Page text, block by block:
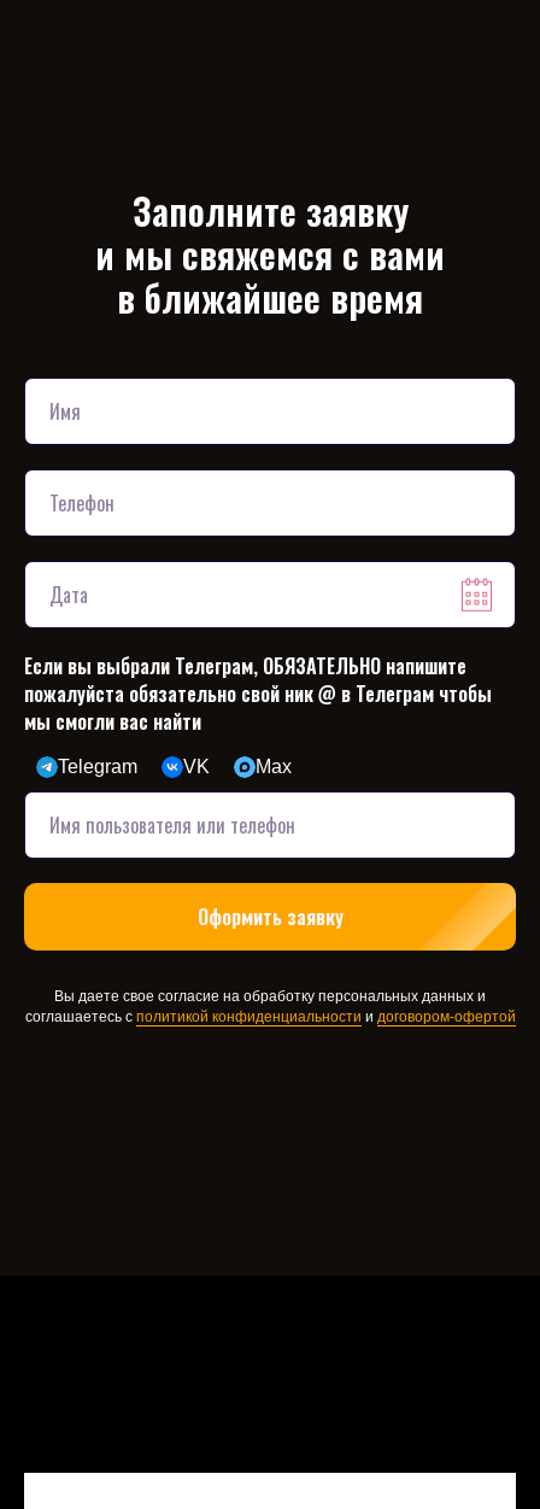
Заполните заявку
и мы свяжемся с вами
в ближайшее время
Если вы выбрали Телеграм, ОБЯЗАТЕЛЬНО напишите
пожалуйста обязательно свой ник @ в Телеграм чтобы
мы смогли вас найти
Telegram VK Max
Оформить заявку
Вы даете свое согласие на обработку персональных данных и
соглашаетесь с политикой конфиденциальности и договором-офертой